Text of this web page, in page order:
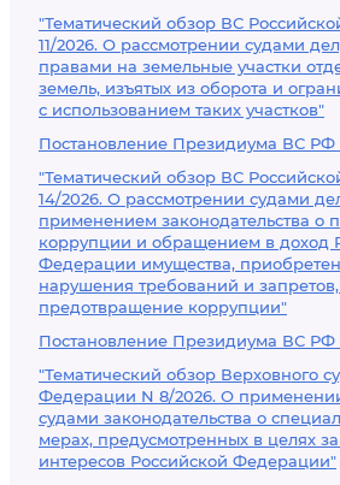
"Тематический обзор ВС
11/2026. О рассмотрении судами
правами на земельные участки
земель, изъятых из оборота и
с использованием таких участков"
Постановление Президиума ВС РФ
"Тематический обзор ВС
14/2026. О рассмотрении судами
применением законодательства о
коррупции и обращением в доход
Федерации имущества,
нарушения требований и
предотвращение коррупции"
Постановление Президиума ВС РФ
"Тематический обзор Верховного
Федерации N 8/2026. О
судами законодательства о
мерах, предусмотренных в целях
интересов Российской Федерации"